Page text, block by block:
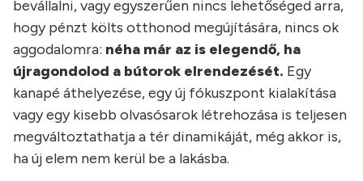
bevállalni, vagy egyszerűen nincs lehetőséged arra,
hogy pénzt költs otthonod megújítására, nincs ok
aggodalomra: néha már az is elegendő, ha
újragondolod a bútorok elrendezését. Egy
kanapé áthelyezése, egy új fókuszpont kialakítása
vagy egy kisebb olvasósarok létrehozása is teljesen
megváltoztathatja a tér dinamikáját, még akkor is,
ha új elem nem kerül be a lakásba.